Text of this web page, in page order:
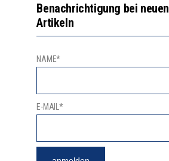
DAS INNOVATIONSPOTENZIAL
Benachrichtigung bei neuen
Artikeln
NAME*
E-MAIL*